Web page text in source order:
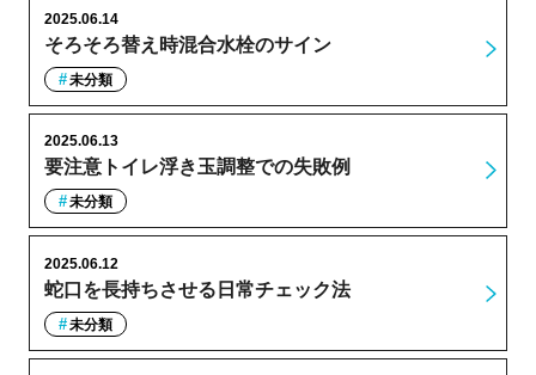
そろそろ替え時混合水栓のサイン
2025.06.14
未分類
要注意トイレ浮き玉調整での失敗例
2025.06.13
未分類
蛇口を長持ちさせる日常チェック法
2025.06.12
未分類